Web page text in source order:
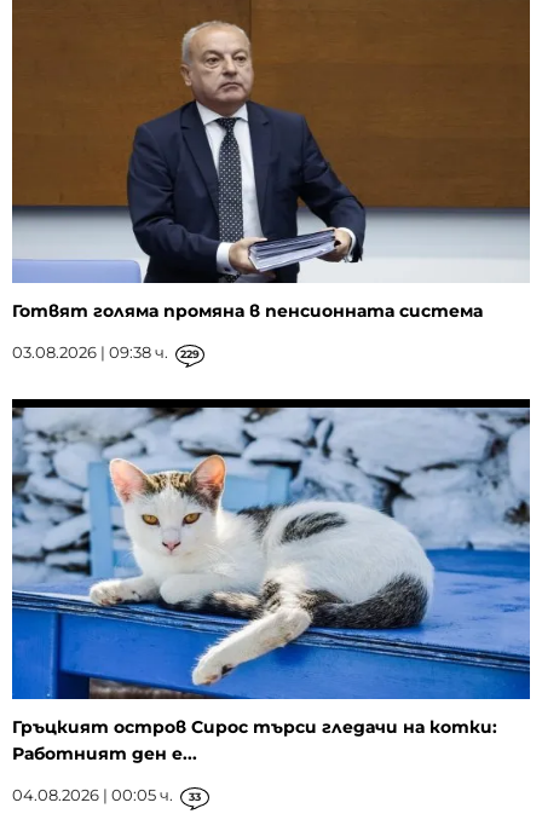
Готвят голяма промяна в пенсионната система
03.08.2026 | 09:38 ч. 229
Гръцкият остров Сирос търси гледачи на котки:
Работният ден е...
04.08.2026 | 00:05 ч. 33